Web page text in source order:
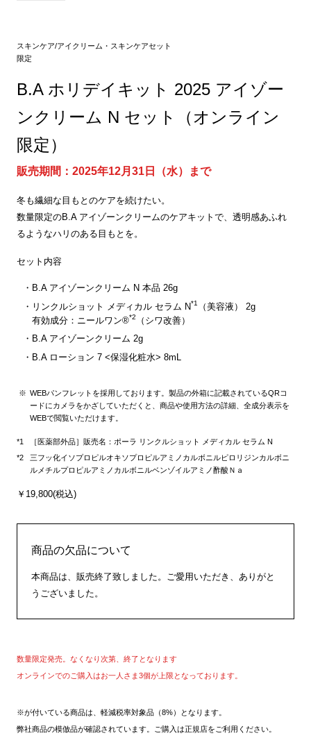
スキンケア/アイクリーム・スキンケアセット
限定
B.A ホリデイキット 2025 アイゾー
ンクリーム N セット（オンライン
限定）
販売期間：2025年12月31日（水）まで
冬も繊細な目もとのケアを続けたい。
数量限定のB.A アイゾーンクリームのケアキットで、透明感あふれ
るようなハリのある目もとを。
セット内容
B.A アイゾーンクリーム N 本品 26g
リンクルショット メディカル セラム N*1
（美容液） 2g
有効成分：ニールワン®*2
（シワ改善）
B.A アイゾーンクリーム 2g
B.A ローション 7 <保湿化粧水> 8mL
WEBパンフレットを採用しております。製品の外箱に記載されているQRコ
ードにカメラをかざしていただくと、商品や使用方法の詳細、全成分表示を
WEBで閲覧いただけます。
［医薬部外品］販売名：ポーラ リンクルショット メディカル セラム N
三フッ化イソプロピルオキソプロピルアミノカルボニルピロリジンカルボニ
ルメチルプロピルアミノカルボニルベンゾイルアミノ酢酸Ｎａ
￥19,800(税込)
商品の欠品について
本商品は、販売終了致しました。ご愛用いただき、ありがと
うございました。
数量限定発売。なくなり次第、終了となります
オンラインでのご購入はお一人さま3個が上限となっております。
※が付いている商品は、軽減税率対象品（8%）となります。
弊社商品の模倣品が確認されています。ご購入は正規店をご利用ください。